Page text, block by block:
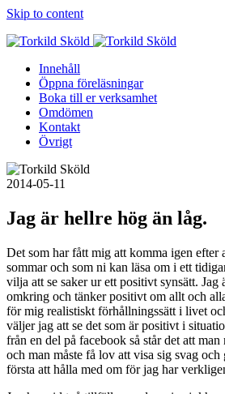
Skip to content
Innehåll
Öppna föreläsningar
Boka till er verksamhet
Omdömen
Kontakt
Övrigt
2014-05-11
Jag är hellre hög än låg.
Det som har fått mig att komma igen efter
sommar och som ni kan läsa om i ett
vilja att se saker ur ett positivt synsätt. Jag
omkring och tänker positivt om allt och
för mig realistiskt förhållningssätt i livet
väljer jag att se det som är positivt i
från en del på facebook så står det att
och man måste få lov att visa sig svag och
första att hålla med om för jag har